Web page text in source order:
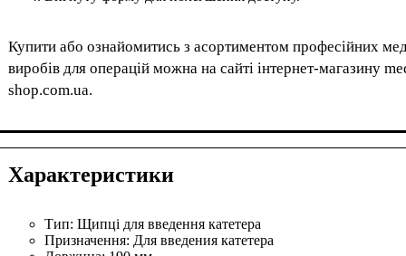
Купити або ознайомитись з асортиментом професійних
виробів для операцій можна на сайті інтернет-магазину
shop.com.ua.
Характеристики
Тип: Щипці для введення катетера
Призначення: Для введения катетера